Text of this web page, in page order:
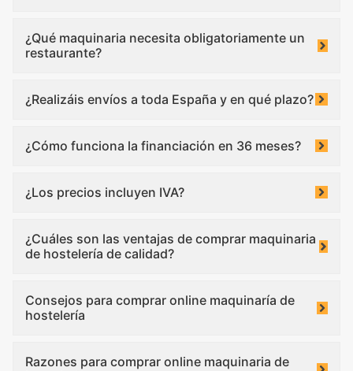
¿Qué maquinaria necesita obligatoriamente un
restaurante?
¿Realizáis envíos a toda España y en qué plazo?
¿Cómo funciona la financiación en 36 meses?
¿Los precios incluyen IVA?
¿Cuáles son las ventajas de comprar maquinaria
de hostelería de calidad?
Consejos para comprar online maquinaría de
hostelería
Razones para comprar online maquinaria de